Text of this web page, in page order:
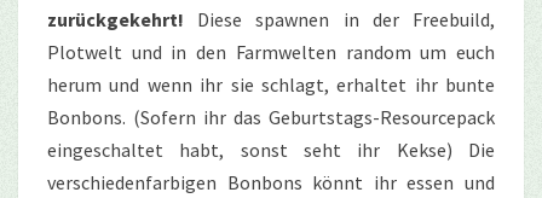
zurückgekehrt! Diese spawnen in der Freebuild,
Plotwelt und in den Farmwelten random um euch
herum und wenn ihr sie schlagt, erhaltet ihr bunte
Bonbons. (Sofern ihr das Geburtstags-Resourcepack
eingeschaltet habt, sonst seht ihr Kekse) Die
verschiedenfarbigen Bonbons könnt ihr essen und